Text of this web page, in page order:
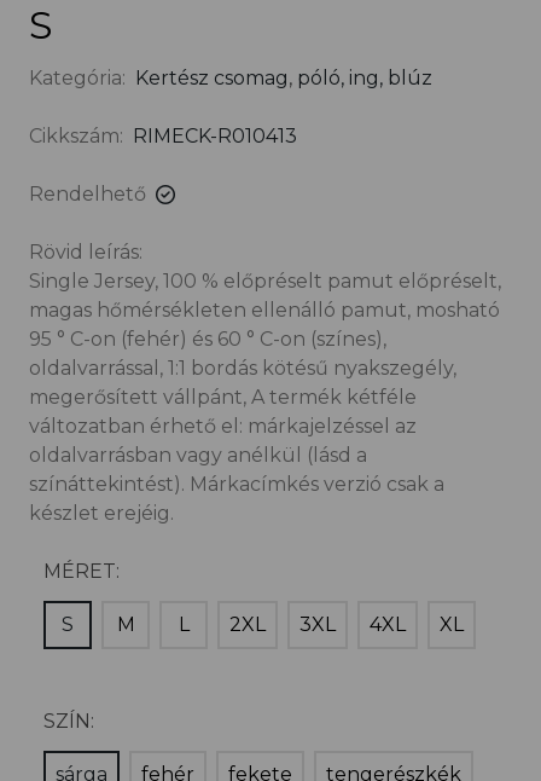
S
Kategória: Kertész csomag, póló, ing, blúz
Cikkszám: RIMECK-R010413
Rendelhető
Rövid leírás:
Single Jersey, 100 % előpréselt pamut előpréselt,
magas hőmérsékleten ellenálló pamut, mosható
95 ° C-on (fehér) és 60 ° C-on (színes),
oldalvarrással, 1:1 bordás kötésű nyakszegély,
megerősített vállpánt, A termék kétféle
változatban érhető el: márkajelzéssel az
oldalvarrásban vagy anélkül (lásd a
színáttekintést). Márkacímkés verzió csak a
készlet erejéig.
MÉRET:
S M L 2XL 3XL 4XL XL
SZÍN:
sárga fehér fekete tengerészkék